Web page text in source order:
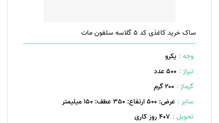
ساک خرید کاغذی کد 5 گلاسه سلفون مات
وجه : یکرو
تیراژ : 500 عدد
گرماژ : ۲۰۰ گرم
سایز : عرض: 500 ارتفاع: 350 عطف: 150 میلیمتر
تحویل : 407 روز کاری